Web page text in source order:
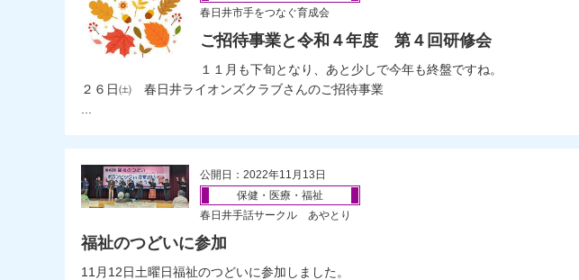
春日井市手をつなぐ育成会
ご招待事業と令和４年度 第４回研修会
１１月も下旬となり、あと少しで今年も終盤ですね。
２６日㈯ 春日井ライオンズクラブさんのご招待事業
公開日：2022年11月13日
保健・医療・福祉
春日井手話サークル あやとり
福祉のつどいに参加
11月12日土曜日福祉のつどいに参加しました。